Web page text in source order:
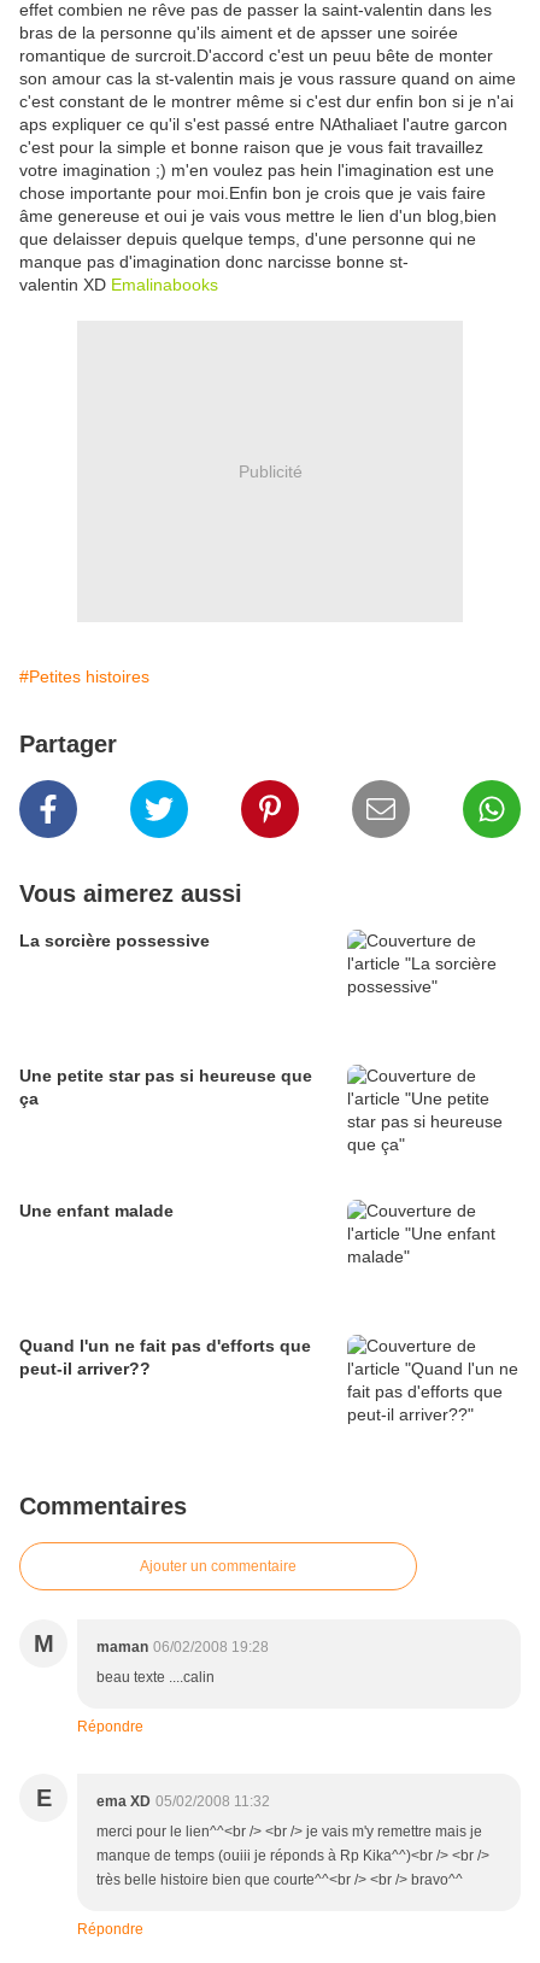
effet combien ne rêve pas de passer la saint-valentin dans les
bras de la personne qu'ils aiment et de apsser une soirée
romantique de surcroit.D'accord c'est un peuu bête de monter
son amour cas la st-valentin mais je vous rassure quand on aime
c'est constant de le montrer même si c'est dur enfin bon si je n'ai
aps expliquer ce qu'il s'est passé entre NAthaliaet l'autre garcon
c'est pour la simple et bonne raison que je vous fait travaillez
votre imagination ;) m'en voulez pas hein l'imagination est une
chose importante pour moi.Enfin bon je crois que je vais faire
âme genereuse et oui je vais vous mettre le lien d'un blog,bien
que delaisser depuis quelque temps, d'une personne qui ne
manque pas d'imagination donc narcisse bonne st-
valentin XD Emalinabooks
Publicité
#Petites histoires
Partager
Vous aimerez aussi
La sorcière possessive
Une petite star pas si heureuse que
ça
Une enfant malade
Quand l'un ne fait pas d'efforts que
peut-il arriver??
Commentaires
Ajouter un commentaire
M maman 06/02/2008 19:28
beau texte ....calin
Répondre
E ema XD 05/02/2008 11:32
merci pour le lien^^<br /> <br /> je vais m'y remettre mais je
manque de temps (ouiii je réponds à Rp Kika^^)<br /> <br />
très belle histoire bien que courte^^<br /> <br /> bravo^^
Répondre